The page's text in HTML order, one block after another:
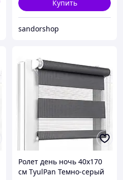
Купить
sandorshop
Ролет день ночь 40х170
см TyulPan Темно-серый